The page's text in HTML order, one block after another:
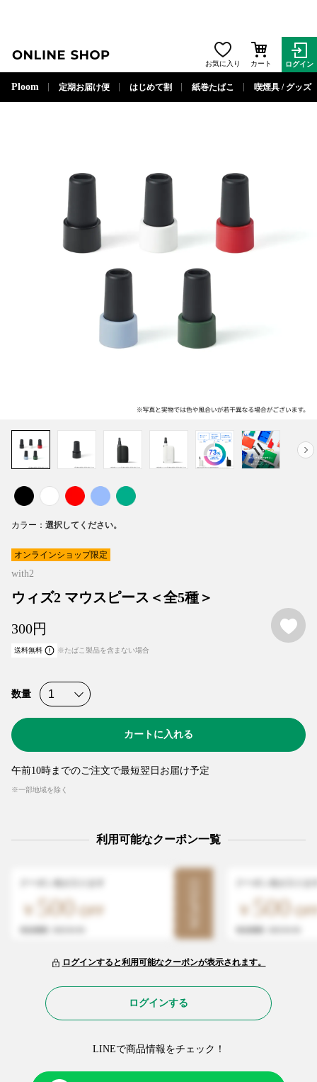
お気に入り カート ログイン
Ploom 定期お届け便 はじめて割 紙巻たばこ 喫煙具 / グッズ
カラー
オンラインショップ限定
with2
ウィズ2 マウスピース＜全5種＞
300円
送料無料 ※たばこ製品を含まない場合
午前10時までのご注文で最短翌日お届け予定
※一部地域を除く
数量
カートに入れる
利用可能なクーポン一覧
500 500
ログインすると利用可能なクーポンが表示されます。
ログインする
LINEで商品情報をチェック！​